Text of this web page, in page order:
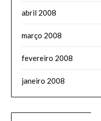
abril 2008
março 2008
fevereiro 2008
janeiro 2008